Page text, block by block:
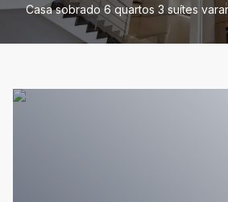
Casa sobrado 6 quartos 3 suítes